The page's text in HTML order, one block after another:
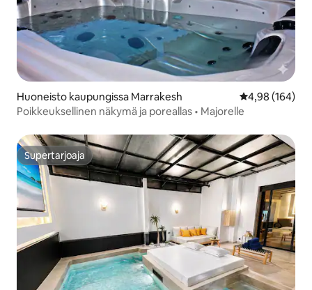
Huoneisto kaupungissa Marrakesh
4,98 (164)
Poikkeuksellinen näkymä ja poreallas • Majorelle
Supertarjoaja
Supertarjoaja